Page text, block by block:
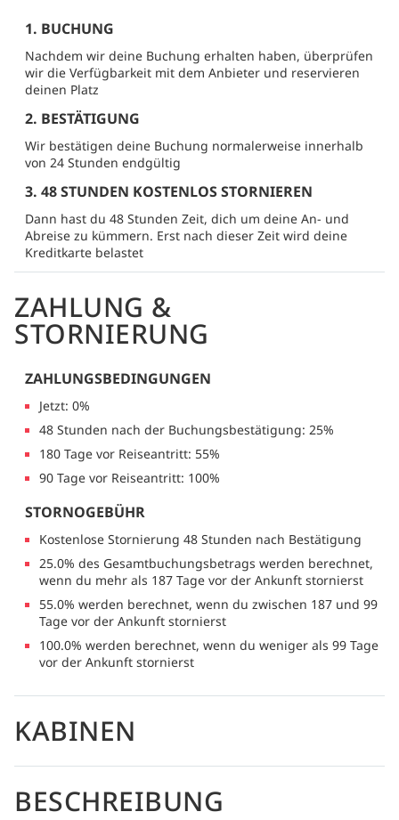
1. BUCHUNG
Nachdem wir deine Buchung erhalten haben, überprüfen
wir die Verfügbarkeit mit dem Anbieter und reservieren
deinen Platz
2. BESTÄTIGUNG
Wir bestätigen deine Buchung normalerweise innerhalb
von 24 Stunden endgültig
3. 48 STUNDEN KOSTENLOS STORNIEREN
Dann hast du 48 Stunden Zeit, dich um deine An- und
Abreise zu kümmern. Erst nach dieser Zeit wird deine
Kreditkarte belastet
ZAHLUNG &
STORNIERUNG
ZAHLUNGSBEDINGUNGEN
Jetzt: 0%
48 Stunden nach der Buchungsbestätigung: 25%
180 Tage vor Reiseantritt: 55%
90 Tage vor Reiseantritt: 100%
STORNOGEBÜHR
Kostenlose Stornierung 48 Stunden nach Bestätigung
25.0% des Gesamtbuchungsbetrags werden berechnet,
wenn du mehr als 187 Tage vor der Ankunft stornierst
55.0% werden berechnet, wenn du zwischen 187 und 99
Tage vor der Ankunft stornierst
100.0% werden berechnet, wenn du weniger als 99 Tage
vor der Ankunft stornierst
KABINEN
BESCHREIBUNG